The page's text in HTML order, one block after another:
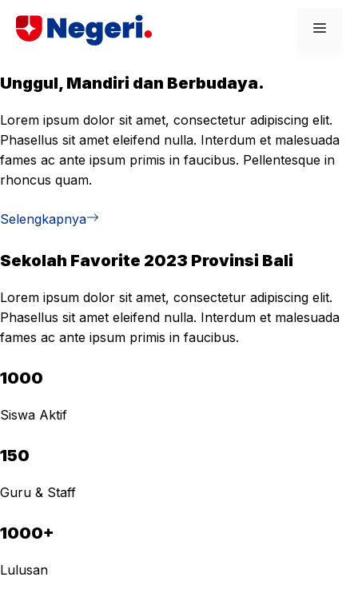
Unggul, Mandiri dan Berbudaya.
Lorem ipsum dolor sit amet, consectetur adipiscing elit.
Phasellus sit amet eleifend nulla. Interdum et malesuada
fames ac ante ipsum primis in faucibus. Pellentesque in
rhoncus quam.
Selengkapnya
Sekolah Favorite 2023 Provinsi Bali
Lorem ipsum dolor sit amet, consectetur adipiscing elit.
Phasellus sit amet eleifend nulla. Interdum et malesuada
fames ac ante ipsum primis in faucibus.
1000
Siswa Aktif
150
Guru & Staff
1000+
Lulusan